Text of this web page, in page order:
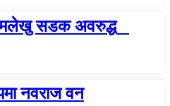
मलेखु सडक अवरुद्ध
नवराज वन